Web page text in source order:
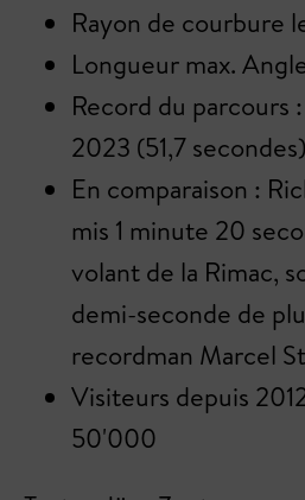
Rayon de courbure
Longueur max.
Record du parcours
2023 (51,7 secondes)
En comparaison :
mis 1 minute 20
volant de la Rimac,
demi-seconde de
recordman Marcel
Visiteurs depuis
50'000